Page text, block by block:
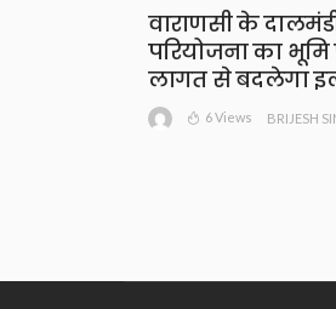
वाराणसी के
परियोजना का भूमि
लागत से बदलेगा
6 Views BRIJESH